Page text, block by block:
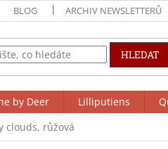
BLOG ARCHIV NEWSLETTERŮ
HLEDAT
by Deer Lilliputiens
clouds, růžová